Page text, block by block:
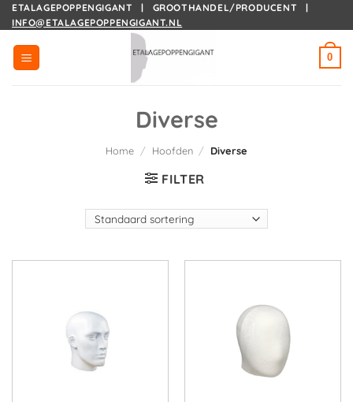
Ga
naar
inhoud
ETALAGEPOPPENGIGANT | GROOTHANDEL/PRODUCENT |
INFO@ETALAGEPOPPENGIGANT.NL
0
Diverse
Home / Hoofden / Diverse
FILTER